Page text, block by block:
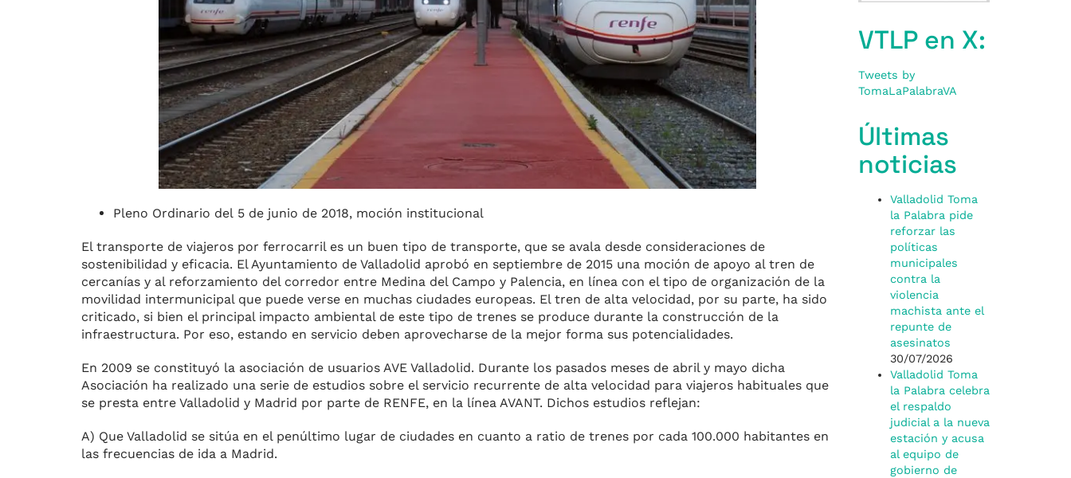
Pleno Ordinario del 5 de junio de 2018, moción institucional
El transporte de viajeros por ferrocarril es un buen tipo de transporte, que se avala desde consideraciones de
sostenibilidad y eficacia. El Ayuntamiento de Valladolid aprobó en septiembre de 2015 una moción de apoyo al tren de
cercanías y al reforzamiento del corredor entre Medina del Campo y Palencia, en línea con el tipo de organización de la
movilidad intermunicipal que puede verse en muchas ciudades europeas. El tren de alta velocidad, por su parte, ha sido
criticado, si bien el principal impacto ambiental de este tipo de trenes se produce durante la construcción de la
infraestructura. Por eso, estando en servicio deben aprovecharse de la mejor forma sus potencialidades.
En 2009 se constituyó la asociación de usuarios AVE Valladolid. Durante los pasados meses de abril y mayo dicha
Asociación ha realizado una serie de estudios sobre el servicio recurrente de alta velocidad para viajeros habituales que
se presta entre Valladolid y Madrid por parte de RENFE, en la línea AVANT. Dichos estudios reflejan:
A) Que Valladolid se sitúa en el penúltimo lugar de ciudades en cuanto a ratio de trenes por cada 100.000 habitantes en
las frecuencias de ida a Madrid.
VTLP en X:
Tweets by
TomaLaPalabraVA
Últimas
noticias
Valladolid Toma
la Palabra pide
reforzar las
políticas
municipales
contra la
violencia
machista ante el
repunte de
asesinatos
30/07/2026
Valladolid Toma
la Palabra celebra
el respaldo
judicial a la nueva
estación y acusa
al equipo de
gobierno de